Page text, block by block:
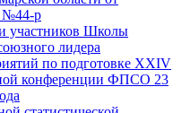
№44-р
участников Школы
лидера
по подготовке XXIV
конференции ФПСО 23